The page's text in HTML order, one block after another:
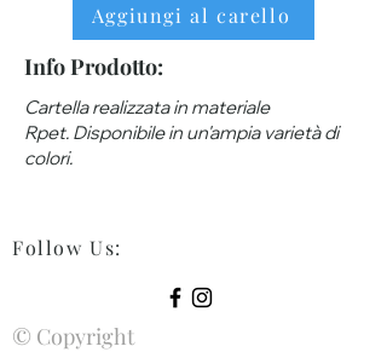
Aggiungi al carello
Info Prodotto:
Cartella realizzata in materiale
Rpet. Disponibile in un'ampia varietà di
colori.
Follow Us:
© Copyright